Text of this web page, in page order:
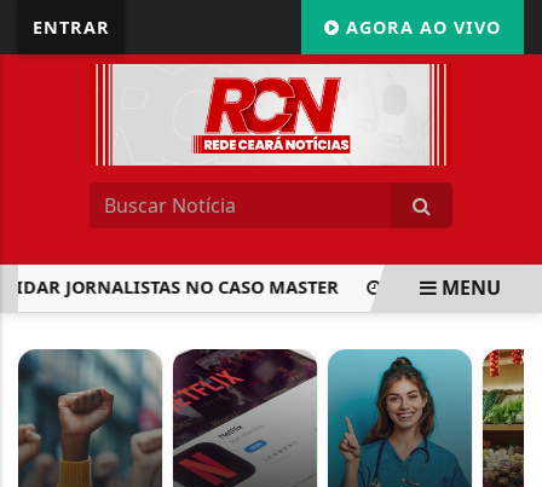
ENTRAR AGORA AO VIVO
JORNALISTAS NO CASO MASTER COMISSÃO APROVA
MENU